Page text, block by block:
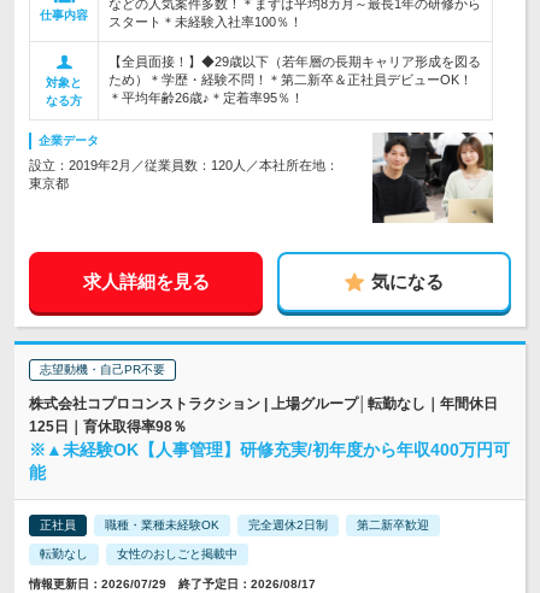
仕事内容
などの人気案件多数！＊まずは平均8カ月～最長1年の研修から
スタート＊未経験入社率100％！
対象と
なる方
【全員面接！】◆29歳以下（若年層の長期キャリア形成を図る
ため）＊学歴・経験不問！＊第二新卒＆正社員デビューOK！
＊平均年齢26歳♪＊定着率95％！
企業データ
設立：2019年2月／従業員数：120人／本社所在地：
東京都
求人詳細を見る 気になる
志望動機・自己PR不要
株式会社コプロコンストラクション | 上場グループ│転勤なし｜年間休日
125日｜育休取得率98％
※▲未経験OK【人事管理】研修充実/初年度から年収400万円可
能
正社員 職種・業種未経験OK 完全週休2日制 第二新卒歓迎
転勤なし 女性のおしごと掲載中
情報更新日：2026/07/29 終了予定日：2026/08/17